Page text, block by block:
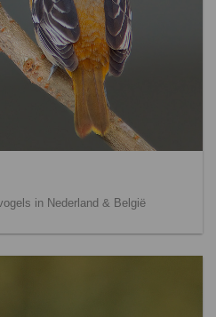
in Nederland & België